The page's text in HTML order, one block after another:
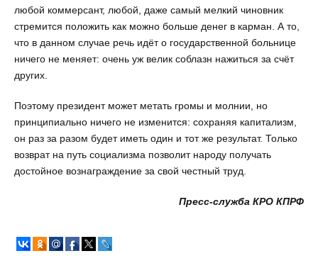
любой коммерсант, любой, даже самый мелкий чиновник
стремится положить как можно больше денег в карман. А то,
что в данном случае речь идёт о государственной больнице
ничего не меняет: очень уж велик соблазн нажиться за счёт
других.
Поэтому президент может метать громы и молнии, но
принципиально ничего не изменится: сохраняя капитализм,
он раз за разом будет иметь один и тот же результат. Только
возврат на путь социализма позволит народу получать
достойное вознаграждение за свой честный труд.
Пресс-служба КРО КПРФ